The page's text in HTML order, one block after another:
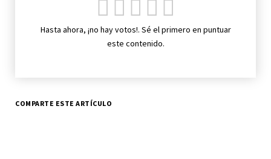
Hasta ahora, ¡no hay votos!. Sé el primero en puntuar
este contenido.
COMPARTE ESTE ARTÍCULO